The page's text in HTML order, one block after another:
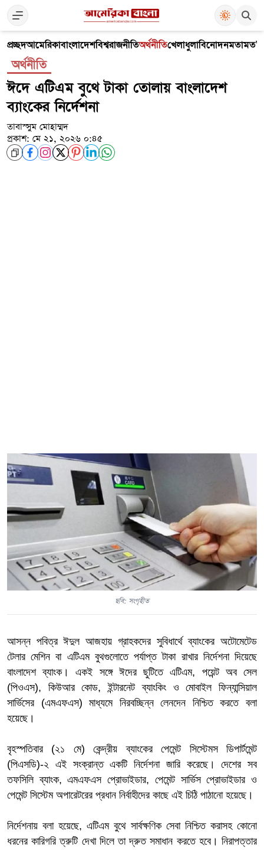
প্রচ্ছদআমেরিকাবাংলাদেশবিশ্বরাজনীতিঅর্থনীতিখেলাধুলাবিনোদনমতামত
অর্থনীতি
ঈদে এটিএম বুথে টাকা তোলায় বাংলাদেশ
ব্যাংকের নির্দেশনা
তাবাস্সুম মোহাম্মদ
প্রকাশ: মে ২১, ২০২৬ ০:৪৫
ছবি: সংগৃহীত
আসন্ন পবিত্র ঈদুল আজহায় গ্রাহকদের সুবিধার্থে ব্যাংকের অটোমেটেড
টেলার মেশিন বা এটিএম বুথগুলোতে পর্যাপ্ত টাকা রাখার নির্দেশনা দিয়েছে
বাংলাদেশ ব্যাংক। একই সঙ্গে ঈদের ছুটিতে এটিএম, পয়েন্ট অব সেল
(পিওএস), কিউআর কোড, ইন্টারনেট ব্যাংকিং ও মোবাইল ফিন্যান্সিয়াল
সার্ভিসের (এমএফএস) মাধ্যমে নিরবচ্ছিন্ন লেনদেন নিশ্চিত করতে বলা
হয়েছে।
বৃহস্পতিবার (২১ মে) কেন্দ্রীয় ব্যাংকের পেমেন্ট সিস্টেমস ডিপার্টমেন্ট
(পিএসডি)-২ এই সংক্রান্ত একটি নির্দেশনা জারি করেছে। দেশের সব
তফসিলি ব্যাংক, এমএফএস প্রোভাইডার, পেমেন্ট সার্ভিস প্রোভাইডার ও
পেমেন্ট সিস্টেম অপারেটরের প্রধান নির্বাহীদের কাছে এই চিঠি পাঠানো হয়েছে।
নির্দেশনায় বলা হয়েছে, এটিএম বুথে সার্বক্ষণিক সেবা নিশ্চিত করাসহ কোনো
ধরনের কারিগরি ত্রুটি দেখা দিলে তা দ্রুত সমাধান করতে হবে। নিরাপত্তার